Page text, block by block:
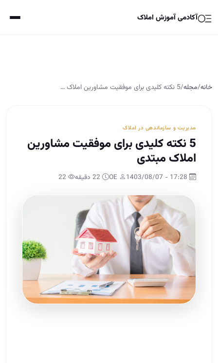
آکادمی آموزش املاک
خانه/مجله/5 نکته کلیدی برای موفقیت مشاورین املاک …
مدیریت و سازماندهی در املاک
5 نکته کلیدی برای موفقیت مشاورین
املاک مبتدی